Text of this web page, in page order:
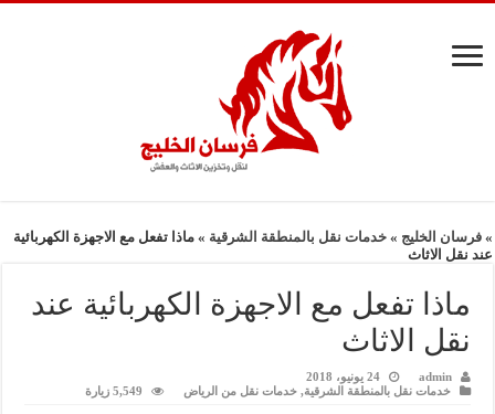
»فرسان الخليج »خدمات نقل بالمنطقة الشرقية »ماذا تفعل مع الاجهزة الكهربائية
عند نقل الاثاث
ماذا تفعل مع الاجهزة الكهربائية عند
نقل الاثاث
admin
24 يونيو، 2018
خدمات نقل بالمنطقة الشرقية,خدمات نقل من الرياض 5,549 زيارة